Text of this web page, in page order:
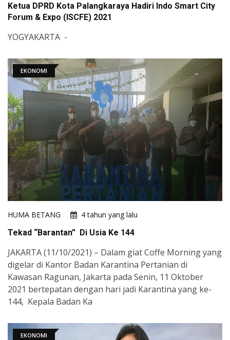
Ketua DPRD Kota Palangkaraya Hadiri Indo Smart City
Forum & Expo (ISCFE) 2021
YOGYAKARTA -
EKONOMI
HUMA BETANG
4 tahun yang lalu
Tekad “Barantan” Di Usia Ke 144
JAKARTA (11/10/2021) – Dalam giat Coffe Morning yang
digelar di Kantor Badan Karantina Pertanian di
Kawasan Ragunan, Jakarta pada Senin, 11 Oktober
2021 bertepatan dengan hari jadi Karantina yang ke-
144, Kepala Badan Ka
EKONOMI